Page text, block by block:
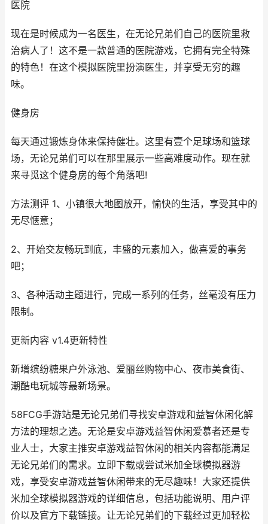
医院
现在是时候成为一名医生，在无论兄弟们自己的医院里救
治病人了！这不是一款普通的医院游戏，它拥有完全特殊
的特色！在这个模拟医院里扮演医生，并享受无穷的趣
味。
健身房
每天通过锻炼身体来保持健壮。这里有壹个足球场和篮球
场，无论兄弟们可以在那里展示一些高难度动作。现在就
来寻觅这个健身房的每个角落吧!
方法测评 1、小镇很大地图放开，愉快的生活，享受其中的
无尽惬意；
2、开始交友畅玩到底，丰盛的元素加入，做喜爱的事务
吧；
3、各种活动主题进行，完成一系列的任务，丝毫没有压力
限制。
更新内容 v1.4更新特性
新增缤纷糖果户外泳池、爱丽丝购物中心、夜市美食街、
潮酷电玩城等最新场景。
58FCG手游站是无论兄弟们寻找安卓游戏和益智休闲化解
方法的理想之选。无论是安卓游戏益智休闲爱慕者还是专
业人士，大家主推安卓游戏益智休闲的相关内容都能满足
无论兄弟们的需求。立即下载或尝试米加全球模拟器游
戏，享受安卓游戏益智休闲带来的无尽趣味！大家还提供
米加全球模拟器游戏的详细信息，包括功能说明、用户评
价以及官方下载链接。让无论兄弟们的下载经过更加轻松